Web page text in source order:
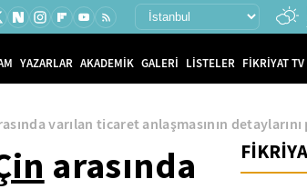
YAZARLAR AKADEMİK GALERİ LİSTELER FİKRİYAT TV
varılan ticaret anlaşmasının detaylarını
arasında